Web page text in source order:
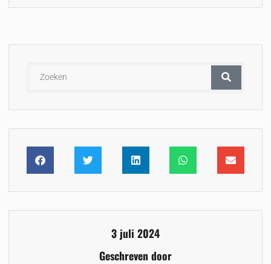
3 juli 2024
Geschreven door